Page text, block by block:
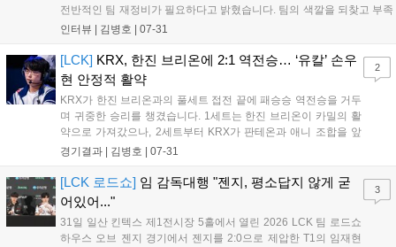
전반적인 팀 재정비가 필요하다고 밝혔습니다. 팀의 색깔을 되찾고 부족
한 점을 보완해 다음 경기에서는 반드시 발전된 모습으로 돌아오겠다고
분석과 회의를 통해 경기력을 개선하겠다는 의지를 보였습니다....
인터뷰 | 김병호 07-31
[LCK] KRX, 한진 브리온에 2:1 역전승… ‘유칼’ 손우
현 안정적 활약
KRX가 한진 브리온과의 풀세트 접전 끝에 패승승 역전승을 거두
며 귀중한 승리를 챙겼습니다. 1세트는 한진 브리온이 카밀의 활
약으로 가져갔으나, 2세트부터 KRX가 판테온과 애니 조합을 앞
세워 반격했습니다. 마지막 3세트에서 프로그의 슈퍼플레이로 승
유칼의 안정적인 활약이 돋보인 이번 경기는 향후 리그 순위 경쟁
에 큰 영향을 미칠 전망입니다....
경기결과 | 김병호 07-31
2
[LCK 로드쇼] 임 감독대행 "젠지, 평소답지 않게 굳
어있어..."
31일 일산 킨텍스 제1전시장 5홀에서 열린 2026 LCK 팀 로드쇼
하우스 오브 젠지 경기에서 젠지를 2:0으로 제압한 T1의 임재현
3